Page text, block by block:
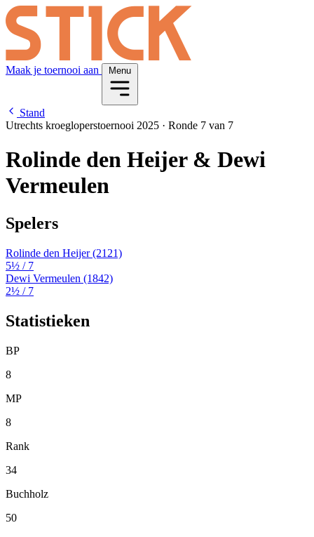
Maak je toernooi aan Menu
Stand
Utrechts kroegloperstoernooi 2025 · Ronde 7 van 7
Rolinde den Heijer & Dewi
Vermeulen
Spelers
Rolinde den Heijer(2121)
5½ / 7
Dewi Vermeulen (1842)
2½ / 7
Statistieken
BP
8
MP
8
Rank
34
Buchholz
50